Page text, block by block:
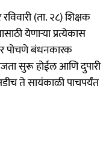
(ता. २८) शिक्षक
येणाऱ्या प्रत्येकास
पोचणे बंधनकारक
सुरू होईल आणि दुपारी
ते सायंकाळी पाचपर्यंत